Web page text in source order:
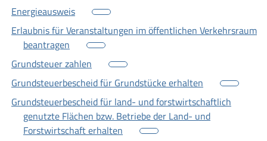
Energieausweis
Erlaubnis für Veranstaltungen im öffentlichen Verkehrsraum
beantragen
Grundsteuer zahlen
Grundsteuerbescheid für Grundstücke erhalten
Grundsteuerbescheid für land- und forstwirtschaftlich
genutzte Flächen bzw. Betriebe der Land- und
Forstwirtschaft erhalten